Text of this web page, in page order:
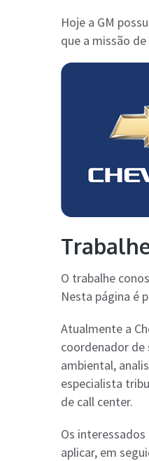
Hoje a GM
que a missão
O trabalhe
Nesta página é
Atualmente a
coordenador
ambiental,
especialista
de call center.
Os interessados
aplicar, em